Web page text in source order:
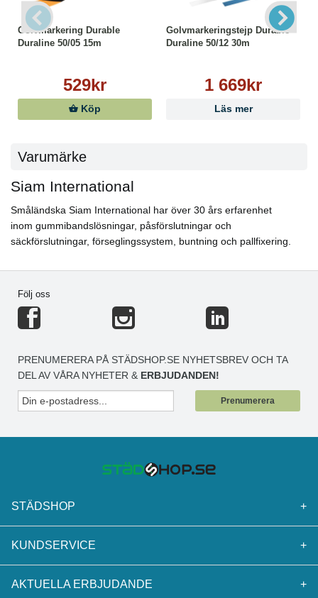
Golvmarkering Durable
Duraline 50/05 15m
529kr
Köp
Golvmarkeringstejp Durable
Duraline 50/12 30m
1 669kr
Läs mer
Varumärke
Siam International
Småländska Siam International har över 30 års erfarenhet
inom gummibandslösningar, påsförslutningar och
säckförslutningar, förseglingssystem, buntning och pallfixering.
Följ oss
PRENUMERERA PÅ STÄDSHOP.SE NYHETSBREV OCH TA
DEL AV VÅRA NYHETER & ERBJUDANDEN!
Prenumerera
STÄDSHOP +
KUNDSERVICE +
AKTUELLA ERBJUDANDE +